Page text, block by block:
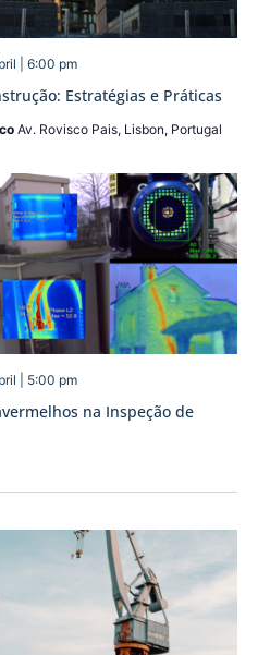
Estratégias e Práticas
| 6:00 pm
Av. Rovisco Pais, Lisbon, Portugal
na Inspeção de
| 5:00 pm